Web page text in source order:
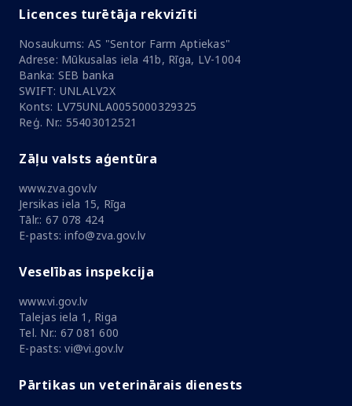
Licences turētāja rekvizīti
Nosaukums: AS "Sentor Farm Aptiekas"
Adrese: Mūkusalas iela 41b, Rīga, LV-1004
Banka: SEB banka
SWIFT: UNLALV2X
Konts: LV75UNLA0055000329325
Reģ. Nr.: 55403012521
Zāļu valsts aģentūra
www.zva.gov.lv
Jersikas iela 15, Rīga
Tālr.: 67 078 424
E-pasts: info@zva.gov.lv
Veselības inspekcija
www.vi.gov.lv
Talejas iela 1, Riga
Tel. Nr.: 67 081 600
E-pasts: vi@vi.gov.lv
Pārtikas un veterinārais dienests